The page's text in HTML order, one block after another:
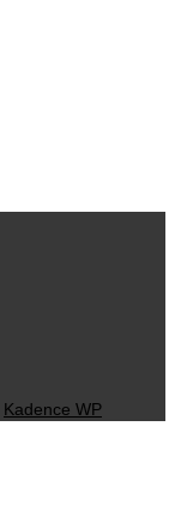
Kadence WP